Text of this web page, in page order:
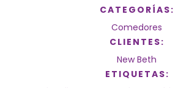
CATEGORÍAS:
Comedores
CLIENTES:
New Beth
ETIQUETAS: